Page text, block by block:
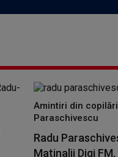
Amintiri din
Paraschivescu
Radu
Matinalii Digi